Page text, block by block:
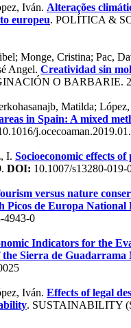
Iván. Alterações
europeu. POLÍTICA &
Monge, Cristina; Pac,
Angel. Creatividad sin
O BARBARIE.
Matilda;
in Spain: A mixed
I. Socioeconomic effects
DOI: 10.1007/s13280-019-
versus nature
Picos de Europa National
4943-0
Indicators for the
Sierra de
Iván. Effects of legal
. SUSTAINABILITY